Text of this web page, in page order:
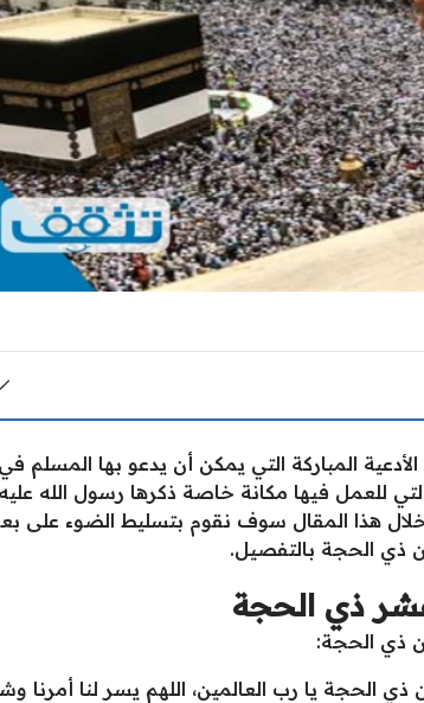
المباركة التي يمكن أن يدعو بها المسلم في
للعمل فيها مكانة خاصة ذكرها رسول الله عليه
خلال هذا المقال سوف نقوم بتسليط الضوء على
ذي الحجة بالتفصيل.
عشر ذي الحجة
ذي الحجة:
ذي الحجة يا رب العالمين، اللهم يسر لنا أمرنا